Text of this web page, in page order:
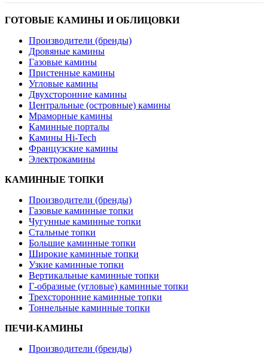
ГОТОВЫЕ КАМИНЫ И ОБЛИЦОВКИ
Производители (бренды)
Дровяные камины
Газовые камины
Пристенные камины
Угловые камины
Двухсторонние камины
Центральные (островные) камины
Мраморные камины
Каминные порталы
Камины Hi-Tech
Французские камины
Электрокамины
КАМИННЫЕ ТОПКИ
Производители (бренды)
Газовые каминные топки
Чугунные каминные топки
Стальные топки
Большие каминные топки
Широкие каминные топки
Узкие каминные топки
Вертикальные каминные топки
Г-образные (угловые) каминные топки
Трехсторонние каминные топки
Тоннельные каминные топки
ПЕЧИ-КАМИНЫ
Производители (бренды)